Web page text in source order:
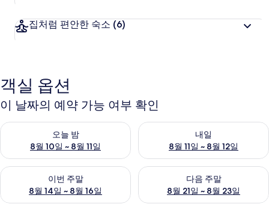
집처럼 편안한 숙소 (6)
객실 옵션
이 날짜의 예약 가능 여부 확인
오늘 밤
8월 10일 ~ 8월 11일
오늘 밤 예약 가능 여부 확인, 8월 10일 ~ 8월 11일
내일
8월 11일 ~ 8월 12일
내일 예약 가능 여부 확인, 8월
이번 주말
8월 14일 ~ 8월 16일
이번 주말 예약 가능 여부 확인, 8월 14일 ~ 8월 16일
다음 주말
8월 21일 ~ 8월 23일
다음 주말 예약 가능 여부 확인